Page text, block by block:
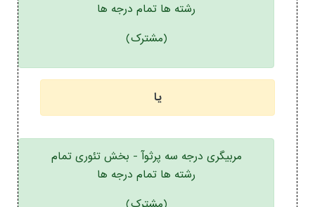
رشته ها تمام درجه ها
(مشترک)
یا
مربیگری درجه سه پرثوآ - بخش تئوری تمام
رشته ها تمام درجه ها